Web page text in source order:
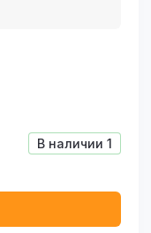
В наличии 1